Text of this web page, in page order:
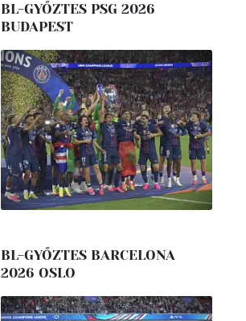
BL-GYŐZTES PSG 2026
BUDAPEST
BL-GYŐZTES BARCELONA
2026 OSLO